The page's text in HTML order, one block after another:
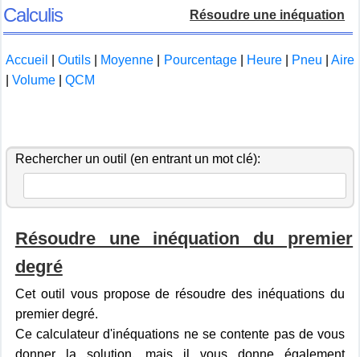
Calculis Résoudre une inéquation
Accueil Outils Moyenne Pourcentage Heure Pneu
Aire
Volume QCM
Rechercher un outil (en entrant un mot clé):
Résoudre une inéquation du premier
degré
Cet outil vous propose de résoudre des inéquations du
premier degré.
Ce calculateur d'inéquations ne se contente pas de vous
donner la solution, mais il vous donne également